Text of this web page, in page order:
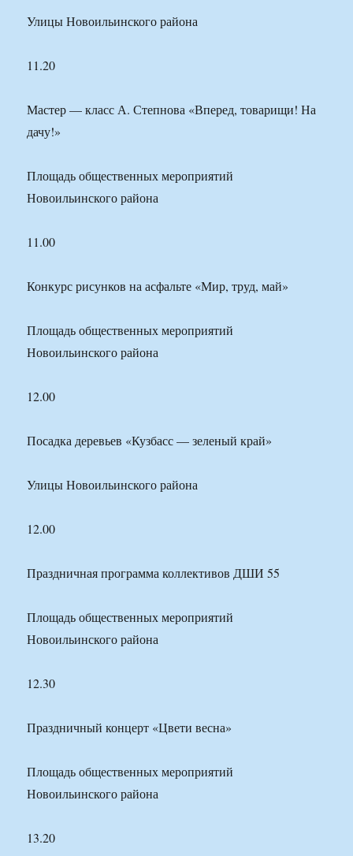
Улицы Новоильинского района
11.20
Мастер — класс А. Степнова «Вперед, товарищи! На
дачу!»
Площадь общественных мероприятий
Новоильинского района
11.00
Конкурс рисунков на асфальте «Мир, труд, май»
Площадь общественных мероприятий
Новоильинского района
12.00
Посадка деревьев «Кузбасс — зеленый край»
Улицы Новоильинского района
12.00
Праздничная программа коллективов ДШИ 55
Площадь общественных мероприятий
Новоильинского района
12.30
Праздничный концерт «Цвети весна»
Площадь общественных мероприятий
Новоильинского района
13.20